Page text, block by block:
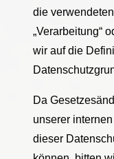
die
„Verarbeitung“
wir auf die
Da
unserer
dieser